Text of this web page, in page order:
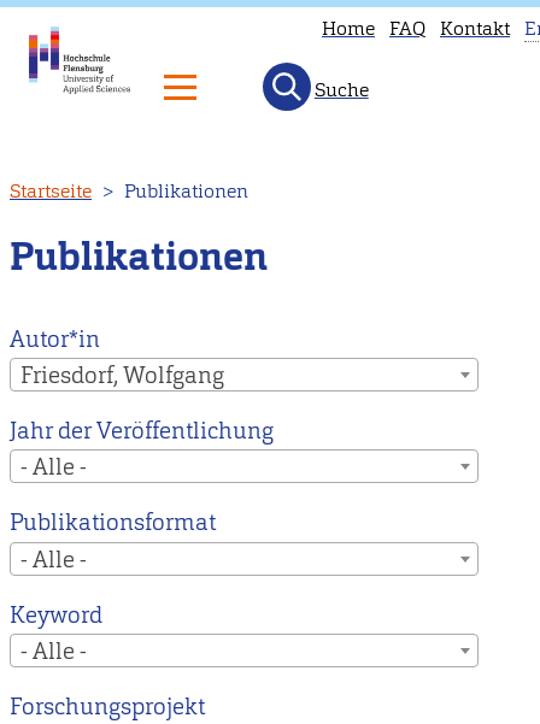
zum
Inhalt
Home FAQ Kontakt
Suche
Startseite Publikationen
Publikationen
Autor*in
Friesdorf, Wolfgang
Jahr der Veröffentlichung
- Alle -
Publikationsformat
- Alle -
Keyword
- Alle -
Forschungsprojekt